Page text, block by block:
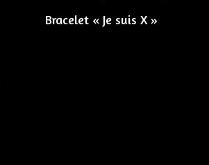
Bracelet « Je suis X »